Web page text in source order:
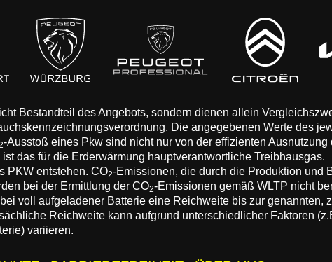
Bestandteil des Angebots, sondern dienen allein
Die angegebenen Werte des
-Ausstoß eines Pkw sind nicht nur von der effizienten
ist das für die Erderwärmung hauptverantwortliche Treibhausgas.
PKW entstehen. CO2-Emissionen, die durch die Produktion und
bei der Ermittlung der CO2-Emissionen gemäß WLTP nicht
voll aufgeladener Batterie eine Reichweite bis zur genannten,
Reichweite kann aufgrund unterschiedlicher Faktoren
variieren.